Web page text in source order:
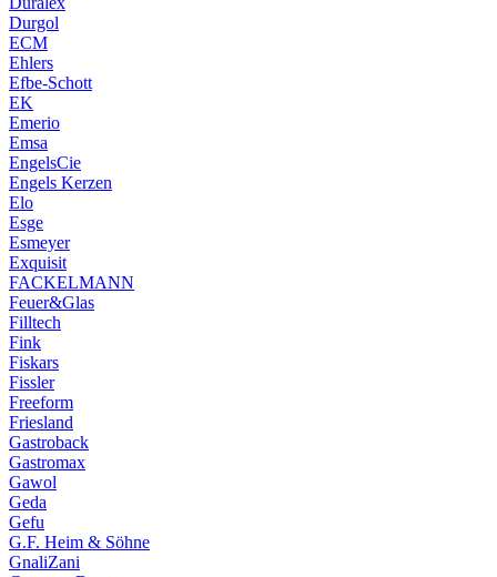
Durgol
ECM
Ehlers
Efbe-Schott
EK
Emerio
Emsa
EngelsCie
Engels Kerzen
Elo
Esge
Esmeyer
Exquisit
FACKELMANN
Feuer&Glas
Filltech
Fink
Fiskars
Fissler
Freeform
Friesland
Gastroback
Gastromax
Gawol
Geda
Gefu
G.F. Heim & Söhne
GnaliZani